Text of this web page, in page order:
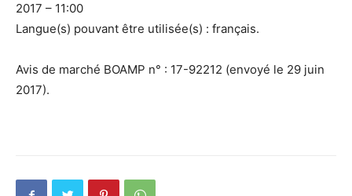
2017 – 11:00
Langue(s) pouvant être utilisée(s) : français.
Avis de marché BOAMP n° : 17-92212 (envoyé le 29 juin
2017).